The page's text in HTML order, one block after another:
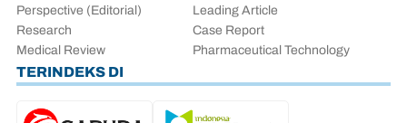
Perspective (Editorial)
Leading Article
Research
Case Report
Medical Review
Pharmaceutical Technology
TERINDEKS DI